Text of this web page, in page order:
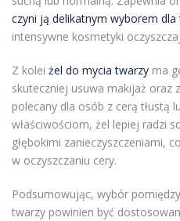
czyni ją delikatnym wyborem dla
intensywne kosmetyki
Z kolei żel do mycia twarzy ma
skuteczniej usuwa makijaż oraz
polecany dla osób z cerą tłustą
właściwościom, żel lepiej radzi
głębokimi zanieczyszczeniami,
w oczyszczaniu cery.
Podsumowując, wybór
twarzy powinien być